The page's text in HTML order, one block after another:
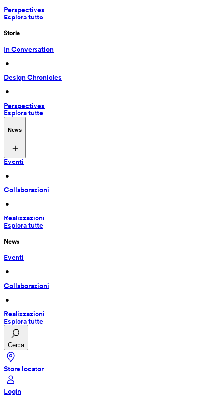
Perspectives
Esplora tutte
Storie
In Conversation
•
Design Chronicles
•
Perspectives
Esplora tutte
News
Eventi
•
Collaborazioni
•
Realizzazioni
Esplora tutte
News
Eventi
•
Collaborazioni
•
Realizzazioni
Esplora tutte
Cerca
Store locator
Login